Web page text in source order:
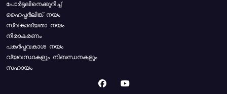
പോര്‍ട്ടലിനെക്കുറിച്ച്
ഹൈപ്പർലിങ്ക് നയം
സ്വകാര്യതാ നയം
നിരാകരണം
പകർപ്പവകാശ നയം
വ്യവസ്ഥകളും നിബന്ധനകളും
സഹായം